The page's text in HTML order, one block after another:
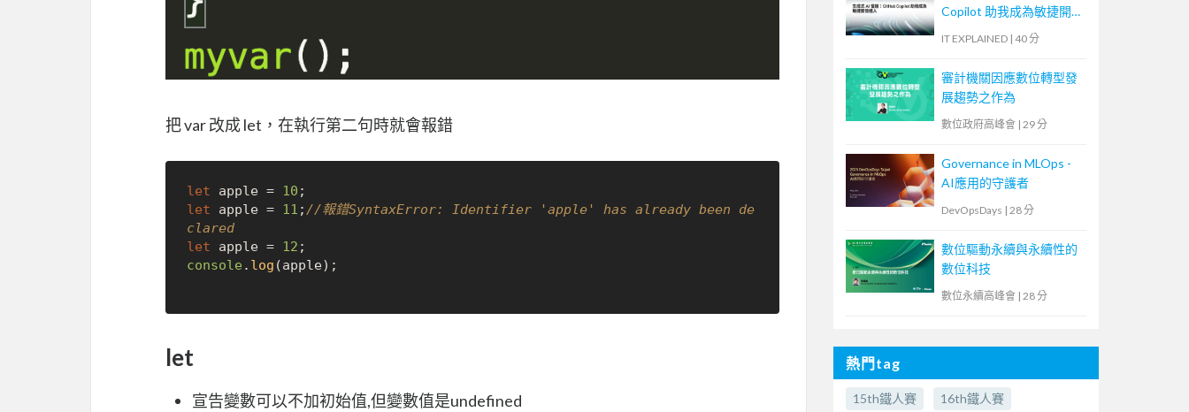
把 var 改成 let，在執行第二句時就會報錯
let apple = 10
let apple = 11 ; //報錯SyntaxError: Identifier 'apple' has already been de
clared
let apple = 12
console . log (apple);
let
宣告變數可以不加初始值,但變數值是undefined
Copilot 助我成為敏捷開
IT EXPLAINED | 40 分
審計機關因應數位轉型發
展趨勢之作為
數位政府高峰會 | 29 分
Governance in MLOps -
AI應用的守護者
DevOpsDays | 28 分
數位驅動永續與永續性的
數位科技
數位永續高峰會 | 28 分
熱門tag
15th鐵人賽 16th鐵人賽